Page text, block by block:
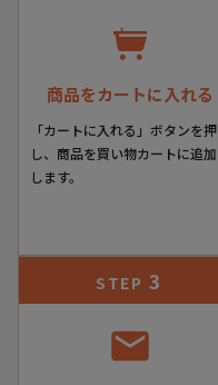
商品をカートに入れる
「カートに入れる」ボタンを押
し、商品を買い物カートに追加
します。
STEP 3